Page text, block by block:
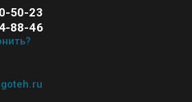
50-23
88-46